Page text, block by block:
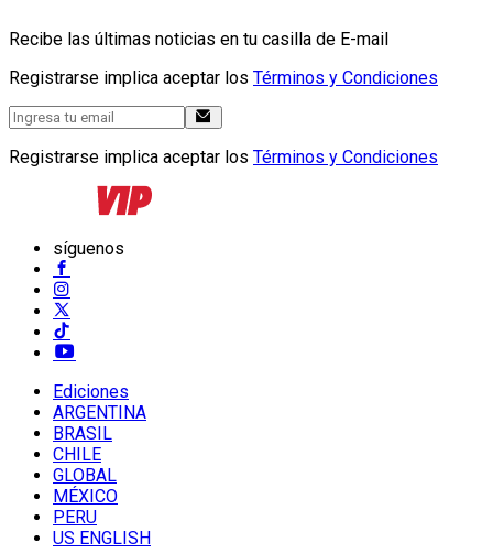
Recibe las últimas noticias en tu casilla de E-mail
Registrarse implica aceptar los Términos y Condiciones
Registrarse implica aceptar los Términos y Condiciones
síguenos
Ediciones
ARGENTINA
BRASIL
CHILE
GLOBAL
MÉXICO
PERU
US ENGLISH